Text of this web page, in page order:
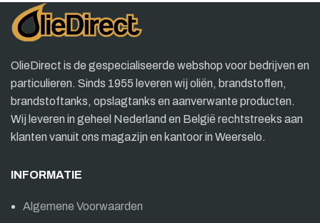
OlieDirect is de gespecialiseerde webshop voor bedrijven en
particulieren. Sinds 1955 leveren wij oliën, brandstoffen,
brandstoftanks, opslagtanks en aanverwante producten.
Wij leveren in geheel Nederland en België rechtstreeks aan
klanten vanuit ons magazijn en kantoor in Weerselo.
INFORMATIE
Algemene Voorwaarden